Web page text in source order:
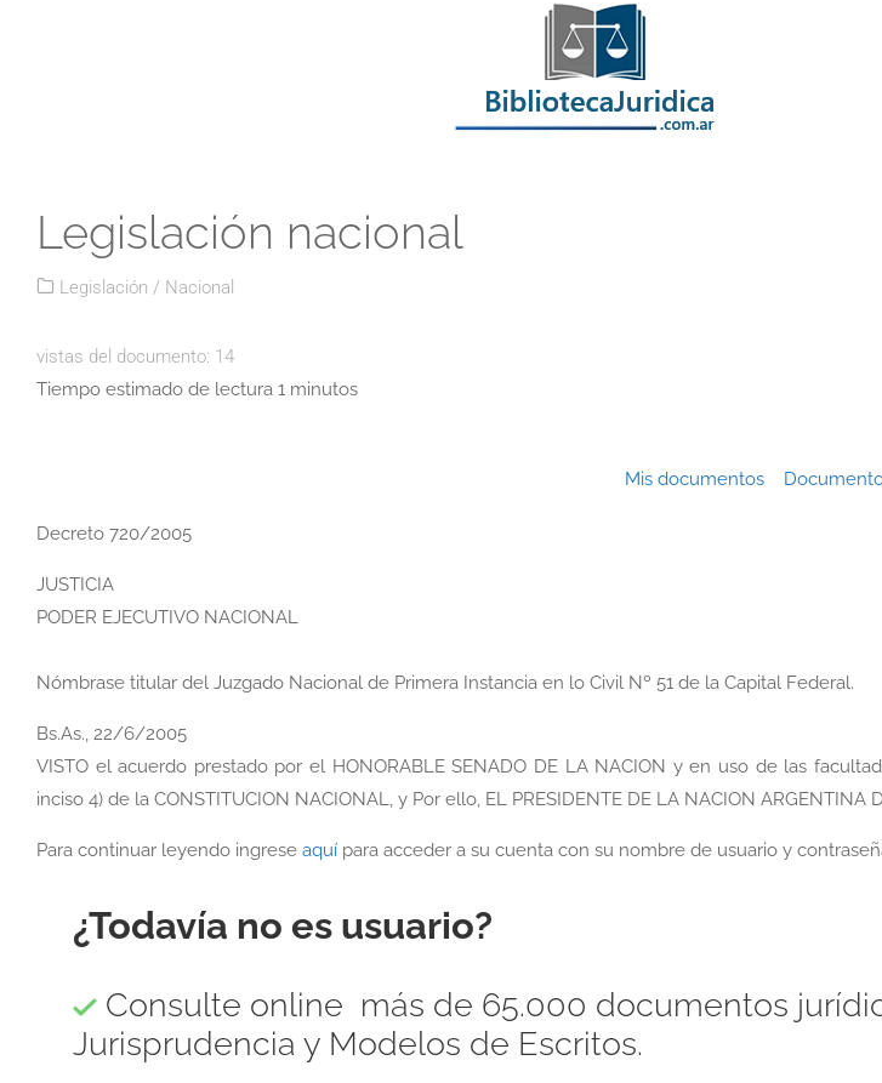
Legislación nacional
Legislación / Nacional
vistas del documento: 14
Tiempo estimado de lectura 1 minutos
Mis documentos
Decreto 720/2005
JUSTICIA
PODER EJECUTIVO NACIONAL
Nómbrase titular del Juzgado Nacional de Primera Instancia en lo Civil Nº 51 de la Capital Federal.
Bs.As., 22/6/2005
VISTO el acuerdo prestado por el HONORABLE SENADO DE LA NACION y en uso de las
inciso 4) de la CONSTITUCION NACIONAL, y Por ello, EL PRESIDENTE DE LA NACION ARGENTINA
Para continuar leyendo ingrese aquí para acceder a su cuenta con su nombre de usuario y
¿Todavía no es usuario?
Consulte online más de 65.000 documentos
Jurisprudencia y Modelos de Escritos.